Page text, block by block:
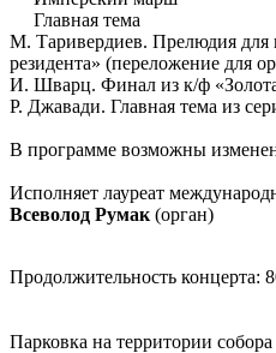
Главная тема
М. Таривердиев. Прелюдия для
резидента» (переложение для
И. Шварц. Финал из к/ф
Р. Джавади. Главная тема из
В программе возможны
Исполняет лауреат
Всеволод Румак (орган)
Продолжительность концерта:
Парковка на территории